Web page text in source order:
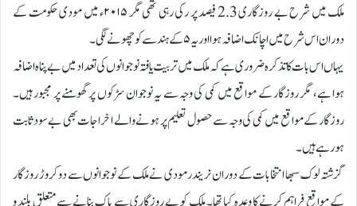
ملک میں شرح بے روزگاری 2.3 فیصد پر رکی رہی تھی مگر ۲۰۱۵ء میں مودی حکومت کے
دوران اس شرح میں اچانک اضافہ ہوا اور یہ ۵ کے ہند سے کو چھونے لگی۔
یہاں اس بات کا تذکرہ ضروری ہے کہ ملک میں تربیت یافتہ نوجوانوں کی تعداد میں بے پناہ اضافہ
ہوا ہے، مگر روزگار کے مواقع میں کمی کی وجہ سے یہ نوجوان سڑکوں پر گھومنے پر مجبور ہیں۔
روزگار کے مواقع میں کمی کی وجہ سے حصول تعلیم پر ہونے والے اخراجات بھی بے سود ثابت
ہورہے ہیں۔
گزشتہ لوک سبھا انتخابات کے دوران نریندر مودی نے ملک کے نوجوانوں سے دو کروڑ روزگار